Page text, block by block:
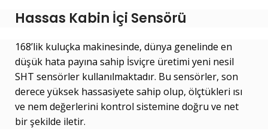
Hassas Kabin İçi Sensörü
168’lik kuluçka makinesinde, dünya genelinde en
düşük hata payına sahip İsviçre üretimi yeni nesil
SHT sensörler kullanılmaktadır. Bu sensörler, son
derece yüksek hassasiyete sahip olup, ölçtükleri ısı
ve nem değerlerini kontrol sistemine doğru ve net
bir şekilde iletir.